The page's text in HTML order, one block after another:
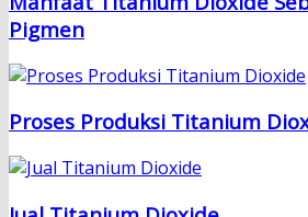
Pigmen
Proses Produksi Titanium